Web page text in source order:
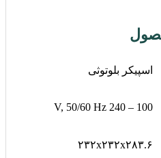
اسپیکر بلوتوثی
100 – 240 V, 50/60 Hz
۲۳۲x۲۳۲x۲۸۳.۶